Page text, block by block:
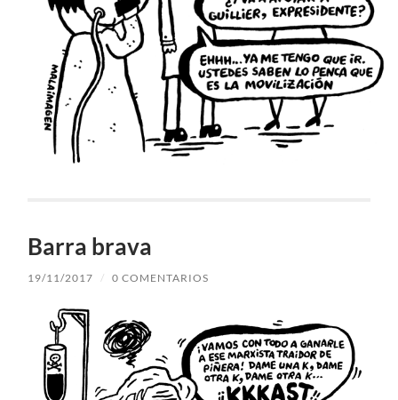
Barra brava
19/11/2017 / 0 COMENTARIOS